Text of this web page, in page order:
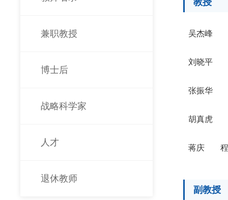
兼职教授
博士后
战略科学家
人才
退休教师
吴杰峰
刘晓平
张振华
胡真虎
蒋庆
副教授